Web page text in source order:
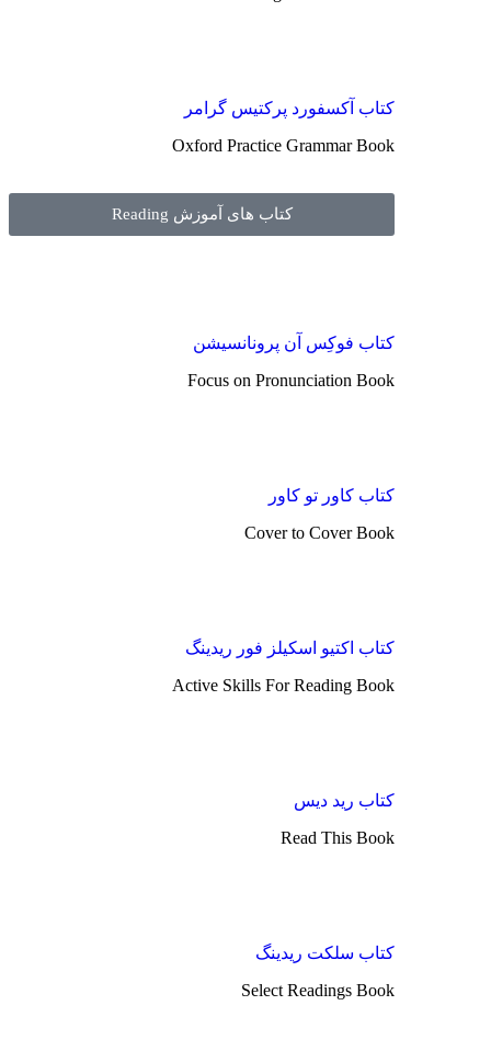
کتاب آکسفورد پرکتیس گرامر
Oxford Practice Grammar Book
کتاب های آموزش Reading
کتاب فوکِس آن پرونانسیشن
Focus on Pronunciation Book
کتاب کاور تو کاور
Cover to Cover Book
کتاب اکتیو اسکیلز فور ریدینگ
Active Skills For Reading Book
کتاب رید دیس
Read This Book
کتاب سلکت ریدینگ
Select Readings Book